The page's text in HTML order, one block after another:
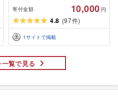
寄付金額 10,000 円
4.8 (97件)
1サイトで掲載
覧で見る